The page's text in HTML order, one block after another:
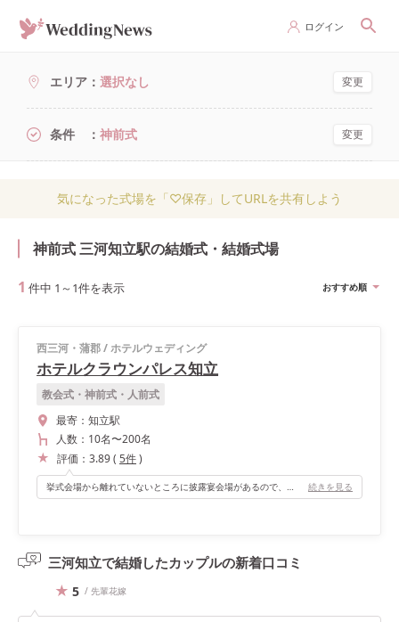
ログイン
エリア 選択なし 変更
条件 神前式 変更
気になった式場を「♡保存」してURLを共有しよう
神前式 三河知立駅の結婚式・結婚式場
1 件中 1 ～ 1件を表示 おすすめ順
西三河・蒲郡/ホテルウェディング
ホテルクラウンパレス知立
教会式・神前式・人前式
最寄： 知立駅
人数： 10名〜200名
評価： 3.89( 5件)
挙式会場から離れていないところに披露宴会場があるので、足の不自由方がいても移動が苦にならないところが良いポイントです。 会場の大きさは最大60人ですが、60人以下だと人数によって大きさを変えることもできるので、15人以上であれば実施することが可能です。 高砂とゲストテーブルの距離も遠過ぎず近過ぎずでした。入場の時に特別な演出はできませんが、シンプルな式を考えている方には満足できるレベルだと思います。 続きを見る
三河知立で結婚したカップルの新着口コミ
5 / 先輩花嫁